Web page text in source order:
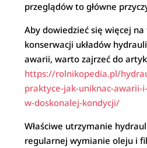
przeglądów to główne
Aby dowiedzieć się więcej
konserwacji układów
awarii, warto zajrzeć do
https://rolnikopedia.pl/
praktyce-jak-uniknac-awarii-
w-doskonalej-kondycji/
Właściwe utrzymanie
regularnej wymianie oleju i